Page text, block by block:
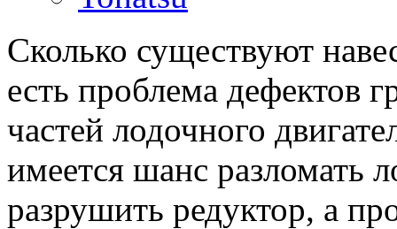
Сколько существуют
есть проблема дефектов
частей лодочного
имеется шанс разломать
разрушить редуктор, а